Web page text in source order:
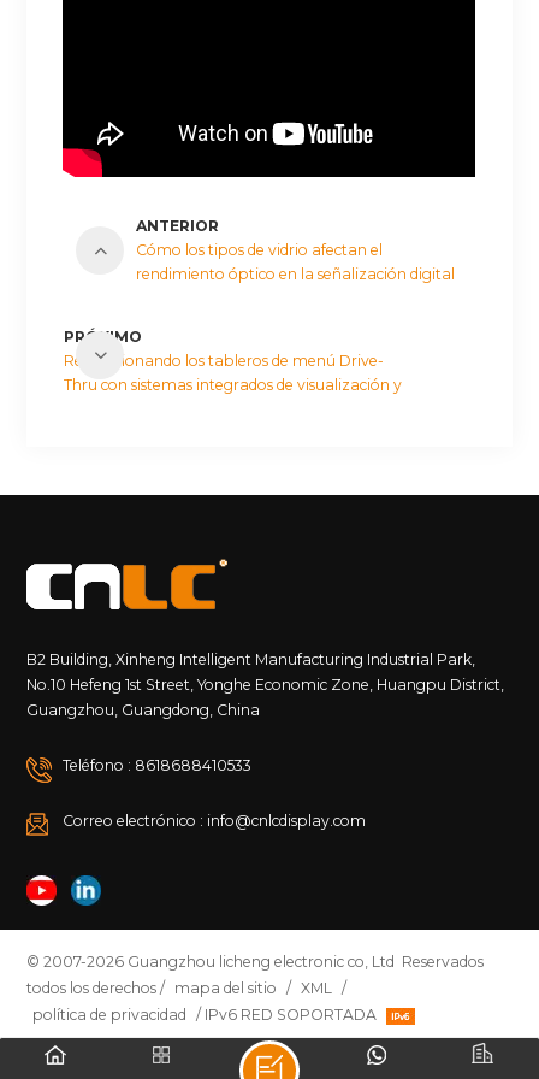
ANTERIOR
Cómo los tipos de vidrio afectan el
rendimiento óptico en la señalización digital
PRÓXIMO
Revolucionando los tableros de menú Drive-
Thru con sistemas integrados de visualización y
B2 Building, Xinheng Intelligent Manufacturing Industrial Park,
No.10 Hefeng 1st Street, Yonghe Economic Zone, Huangpu District,
Guangzhou, Guangdong, China
Teléfono : 8618688410533
Correo electrónico : info@cnlcdisplay.com
© 2007-2026 Guangzhou licheng electronic co, Ltd Reservados
todos los derechos / mapa del sitio / XML
/
política de privacidad
/ IPv6 RED SOPORTADA